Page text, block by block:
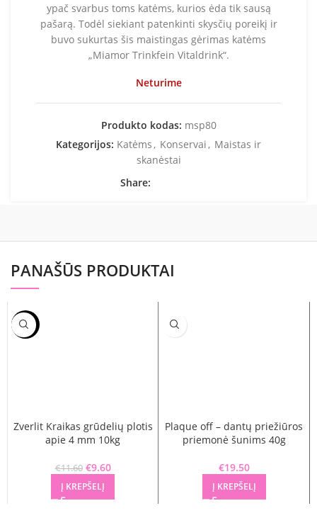
ypač svarbus toms katėms, kurios ėda tik sausą
pašarą. Todėl siekiant patenkinti skysčių poreikį ir
buvo sukurtas šis maistingas gėrimas katėms
„Miamor Trinkfein Vitaldrink“.
Neturime
Produkto kodas: msp80
Kategorijos: Katėms , Konservai , Maistas ir
skanėstai
Share:
PANAŠŪS PRODUKTAI
-17%
Zverlit Kraikas grūdelių plotis
apie 4 mm 10kg
€11.60 Original price was: €11.60.
€9.60Current price is: €9.60.
Į KREPŠELĮ
Plaque off – dantų priežiūros
priemonė šunims 40g
€19.50
Į KREPŠELĮ